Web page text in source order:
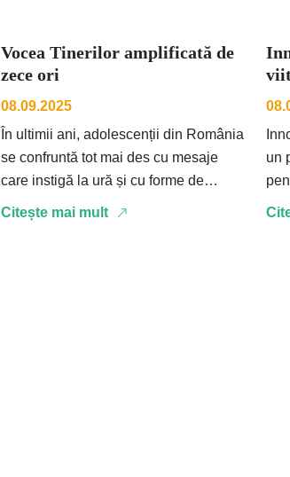
Vocea Tinerilor amplificată de
zece ori
08.09.2025
În ultimii ani, adolescenții din România
se confruntă tot mai des cu mesaje
care instigă la ură și cu forme de
discriminare ce le …
Citește mai mult
un